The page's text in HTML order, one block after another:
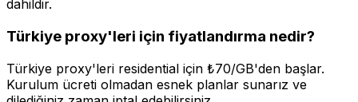
dahildir.
Türkiye proxy'leri için fiyatlandırma nedir?
Türkiye proxy'leri residential için ₺70/GB'den başlar.
Kurulum ücreti olmadan esnek planlar sunarız ve